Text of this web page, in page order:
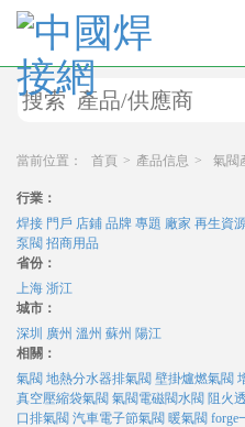
當前位置： 首頁 > 產品信息 > 氣閥
行業：
焊接 門戶 店鋪 品牌 專題 廠家 再生資
泵閥 招商用品
省份：
上海 浙江
城市：
深圳 廣州 溫州 蘇州 陽江
相關：
氣閥 地熱分水器排氣閥 壁掛爐燃氣閥
真空壓縮袋氣閥 氣閥電磁閥水閥 阻火
口排氣閥 汽車電子節氣閥 暖氣閥 forge